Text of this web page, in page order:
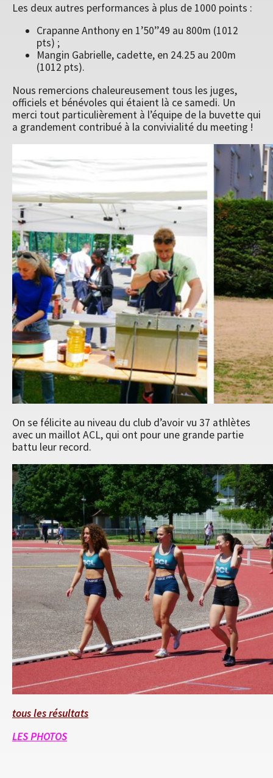
Les deux autres performances à plus de 1000 points :
Crapanne Anthony en 1’50’’49 au 800m (1012
pts) ;
Mangin Gabrielle, cadette, en 24.25 au 200m
(1012 pts).
Nous remercions chaleureusement tous les juges,
officiels et bénévoles qui étaient là ce samedi. Un
merci tout particulièrement à l’équipe de la buvette qui
a grandement contribué à la convivialité du meeting !
On se félicite au niveau du club d’avoir vu 37 athlètes
avec un maillot ACL, qui ont pour une grande partie
battu leur record.
tous les résultats
LES PHOTOS